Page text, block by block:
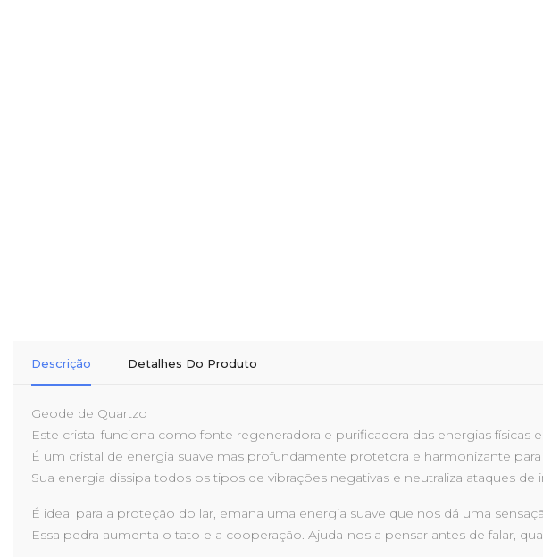
Descrição Detalhes Do Produto
Geode de Quartzo
Este cristal funciona como fonte regeneradora e purificadora das energias físicas e
É um cristal de energia suave mas profundamente protetora e harmonizante para
Sua energia dissipa todos os tipos de vibrações negativas e neutraliza ataques de
É ideal para a proteção do lar, emana uma energia suave que nos dá uma
Essa pedra aumenta o tato e a cooperação. Ajuda-nos a pensar antes de falar,